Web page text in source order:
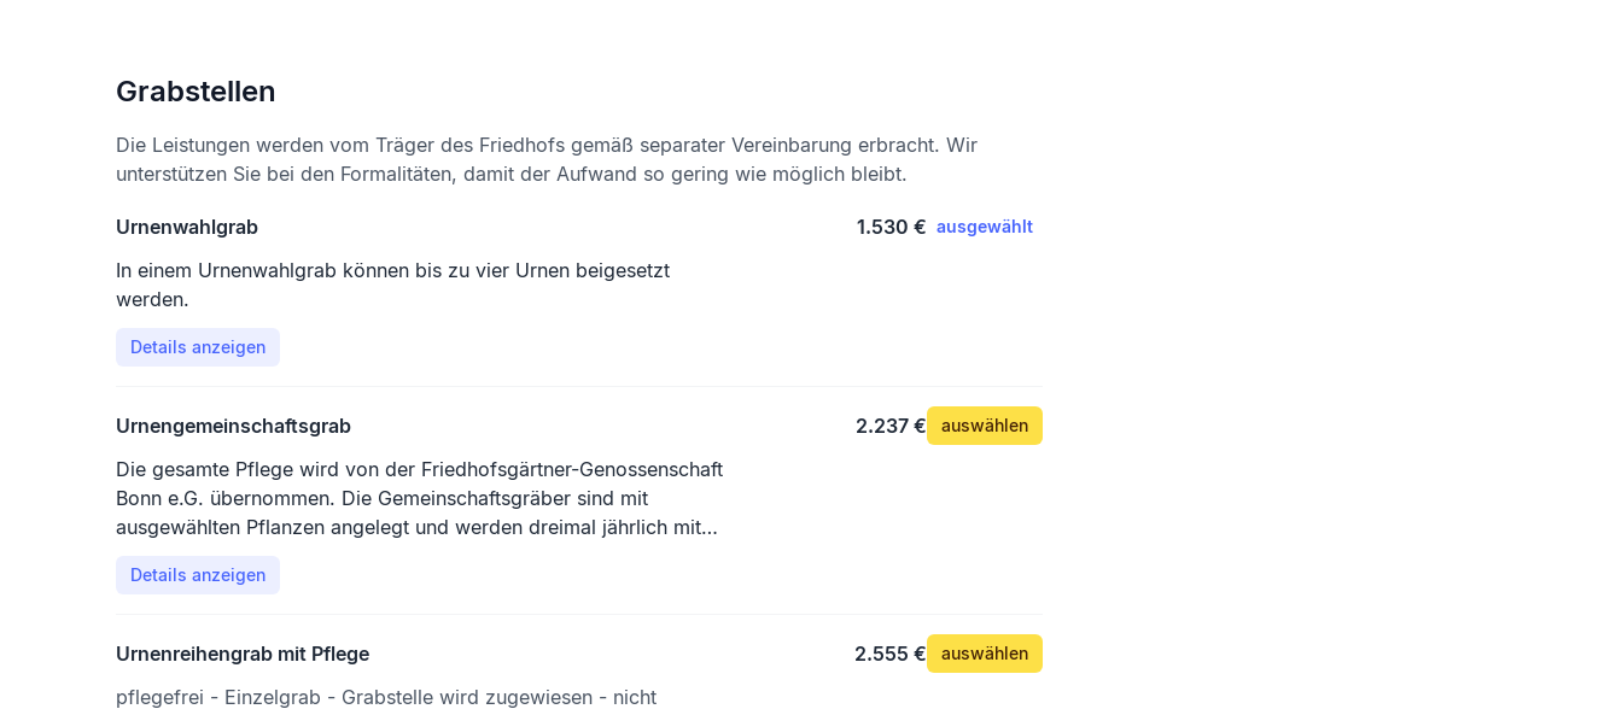
Grabstellen
Die Leistungen werden vom Träger des Friedhofs gemäß separater Vereinbarung erbracht. Wir
unterstützen Sie bei den Formalitäten, damit der Aufwand so gering wie möglich bleibt.
Urnenwahlgrab 1.530 € ausgewählt
In einem Urnenwahlgrab können bis zu vier Urnen beigesetzt
werden.
Details anzeigen
Urnengemeinschaftsgrab 2.237 € auswählen
Die gesamte Pflege wird von der Friedhofsgärtner-Genossenschaft
Bonn e.G. übernommen. Die Gemeinschaftsgräber sind mit
ausgewählten Pflanzen angelegt und werden dreimal jährlich mit
Namen der Verstorbenen. Im vorderen Bereich gibt es eine
Die Sicherheit der Leistungserbringung wird durch einen
Dauergrabpflegevertrag abgesichert.
Details anzeigen
Urnenreihengrab mit Pflege 2.555 € auswählen
pflegefrei - Einzelgrab - Grabstelle wird zugewiesen - nicht